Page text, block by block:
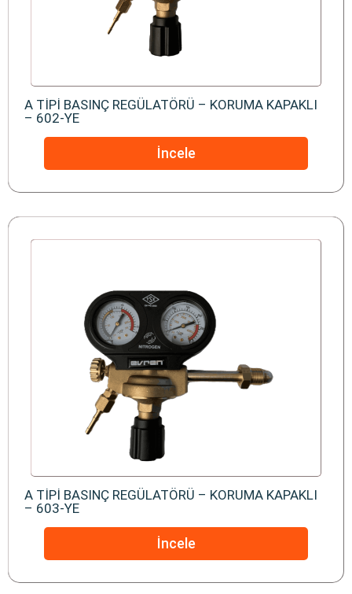
A TİPİ BASINÇ REGÜLATÖRÜ – KORUMA KAPAKLI
– 602-YE
İncele
A TİPİ BASINÇ REGÜLATÖRÜ – KORUMA KAPAKLI
– 603-YE
İncele